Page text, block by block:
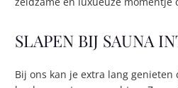
SLAPEN BIJ SAUNA
Bij ons kan je extra lang